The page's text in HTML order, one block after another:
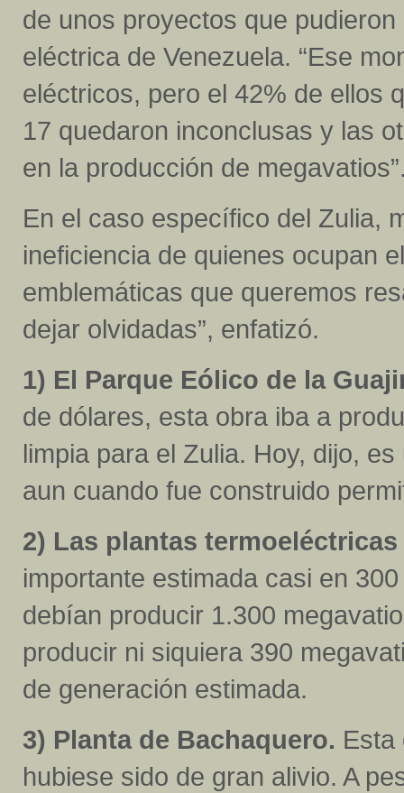
de unos proyectos que
eléctrica de Venezuela. “Ese
eléctricos, pero el 42% de ellos
17 quedaron inconclusas y las
en la producción de
En el caso específico del Zulia,
ineficiencia de quienes ocupan
emblemáticas que queremos
dejar olvidadas”, enfatizó.
1) El Parque Eólico de la
de dólares, esta obra iba a
limpia para el Zulia. Hoy, dijo,
aun cuando fue construido
2) Las plantas
importante estimada casi en
debían producir 1.300
producir ni siquiera 390
de generación estimada.
3) Planta de Bachaquero. Esta
hubiese sido de gran alivio. A